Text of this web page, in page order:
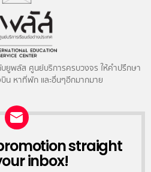
ยูพลัส ศูนย์บริการครบวงจร ให้คำปรึกษา
น หาที่พัก และอื่นๆอีกมากมาย
straight
inbox!